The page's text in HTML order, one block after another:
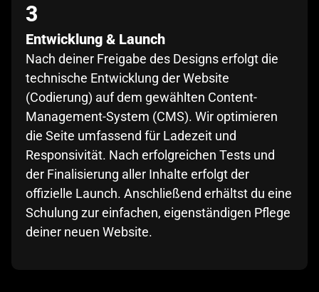
3
Entwicklung & Launch
Nach deiner Freigabe des Designs erfolgt die
technische Entwicklung der Website
(Codierung) auf dem gewählten Content-
Management-System (CMS). Wir optimieren
die Seite umfassend für Ladezeit und
Responsivität. Nach erfolgreichen Tests und
der Finalisierung aller Inhalte erfolgt der
offizielle Launch. Anschließend erhältst du eine
Schulung zur einfachen, eigenständigen Pflege
deiner neuen Website.